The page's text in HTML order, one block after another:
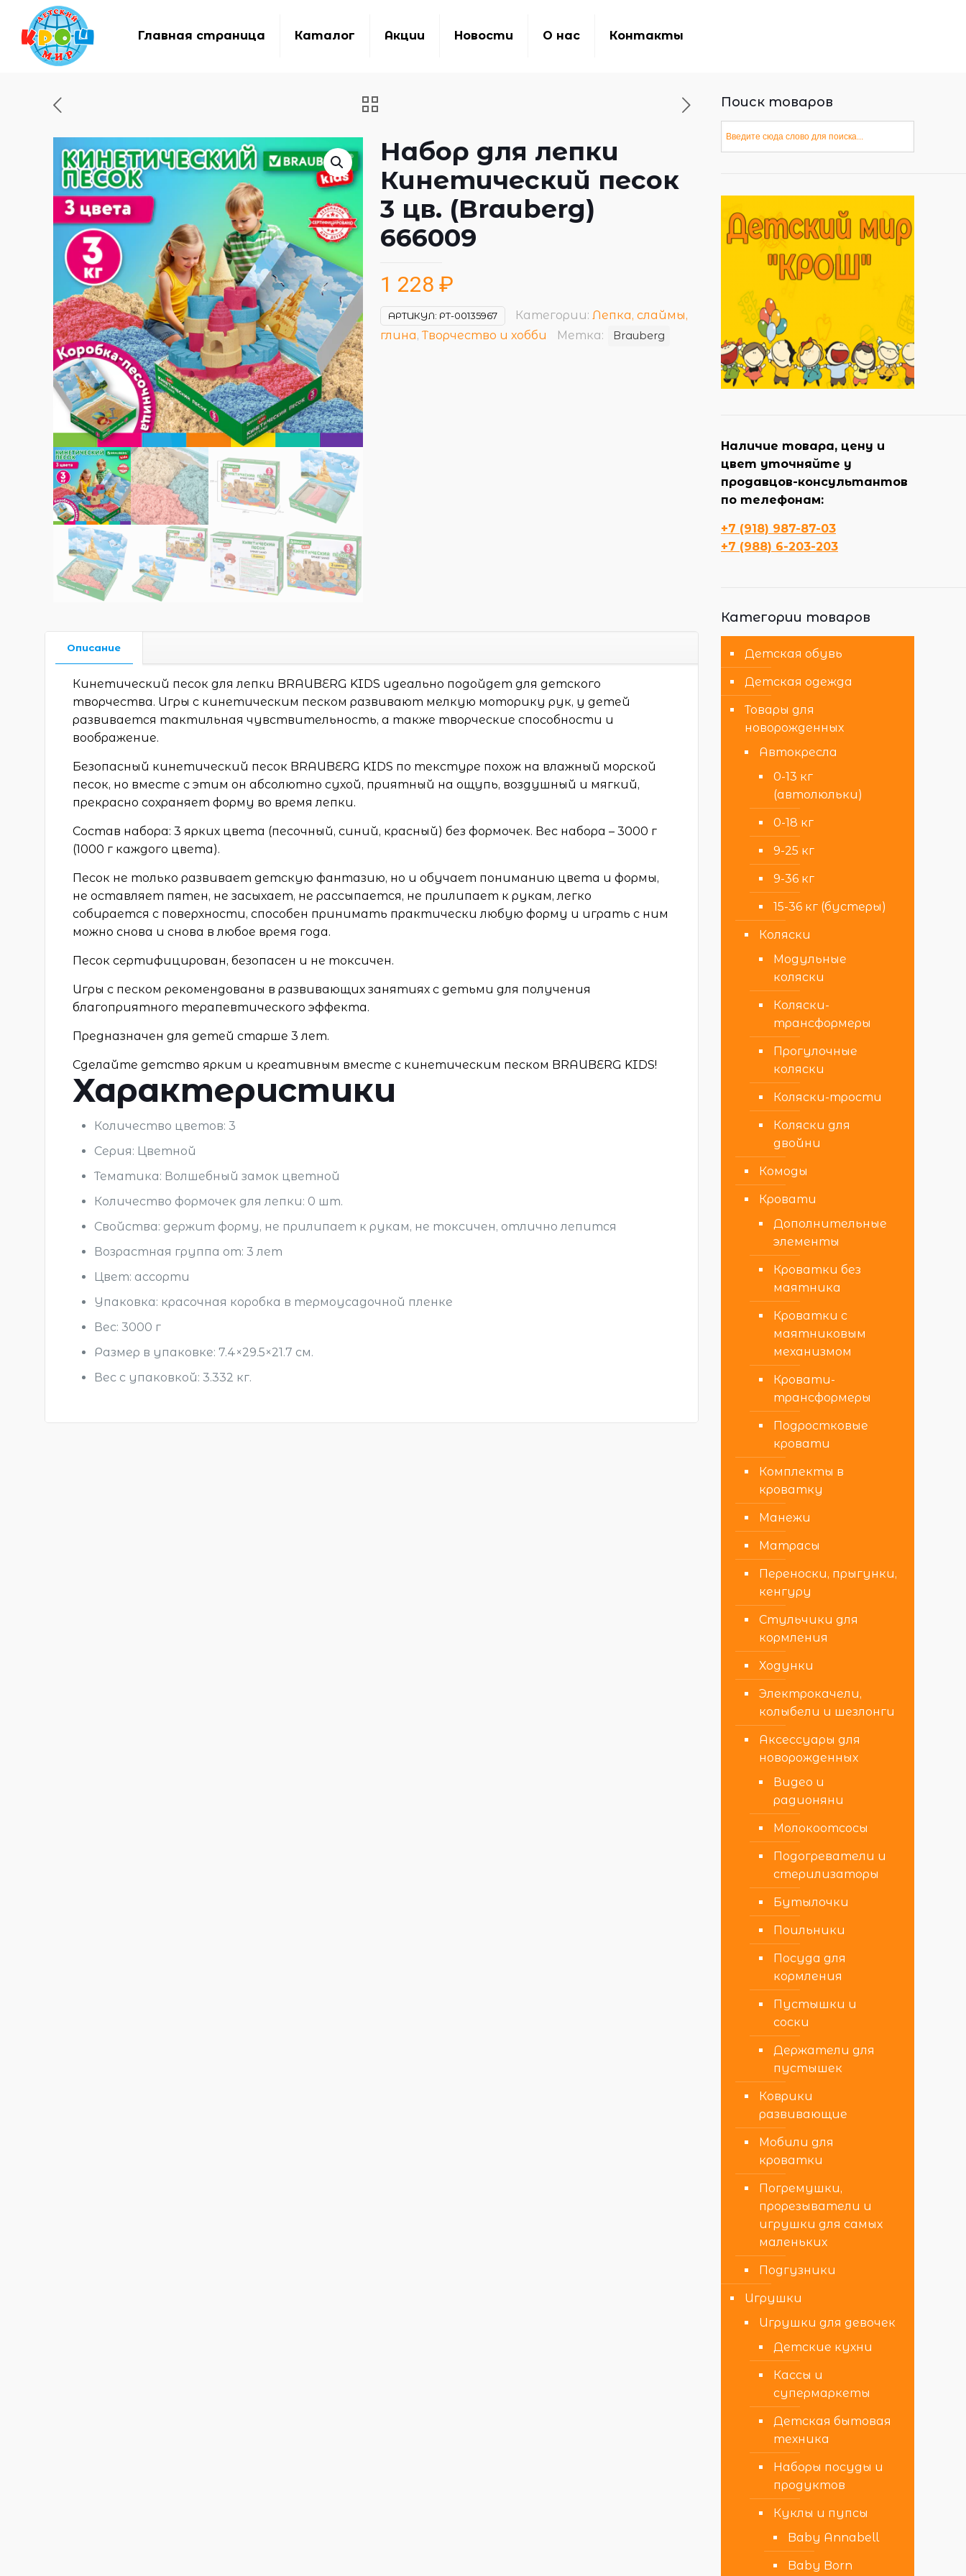
Главная страница Каталог Акции Новости О нас Контакты
Набор для лепки
Кинетический песок
3 цв. (Brauberg)
666009
1 228 ₽
АРТИКУЛ: РТ-00135967 Категории: Лепка, слаймы,
глина, Творчество и хобби Метка: Brauberg
Описание
Кинетический песок для лепки BRAUBERG KIDS идеально подойдет для детского
творчества. Игры с кинетическим песком развивают мелкую моторику рук, у детей
развивается тактильная чувствительность, а также творческие способности и
воображение.
Безопасный кинетический песок BRAUBERG KIDS по текстуре похож на влажный морской
песок, но вместе с этим он абсолютно сухой, приятный на ощупь, воздушный и мягкий,
прекрасно сохраняет форму во время лепки.
Состав набора: 3 ярких цвета (песочный, синий, красный) без формочек. Вес набора – 3000 г
(1000 г каждого цвета).
Песок не только развивает детскую фантазию, но и обучает пониманию цвета и формы,
не оставляет пятен, не засыхает, не рассыпается, не прилипает к рукам, легко
собирается с поверхности, способен принимать практически любую форму и играть с ним
можно снова и снова в любое время года.
Песок сертифицирован, безопасен и не токсичен.
Игры с песком рекомендованы в развивающих занятиях с детьми для получения
благоприятного терапевтического эффекта.
Предназначен для детей старше 3 лет.
Сделайте детство ярким и креативным вместе с кинетическим песком BRAUBERG KIDS!
Характеристики
Количество цветов: 3
Серия: Цветной
Тематика: Волшебный замок цветной
Количество формочек для лепки: 0 шт.
Свойства: держит форму, не прилипает к рукам, не токсичен, отлично лепится
Возрастная группа от: 3 лет
Цвет: ассорти
Упаковка: красочная коробка в термоусадочной пленке
Вес: 3000 г
Размер в упаковке: 7.4×29.5×21.7 см.
Вес с упаковкой: 3.332 кг.
Поиск товаров
Наличие товара, цену и
цвет уточняйте у
продавцов-консультантов
по телефонам:
+7 (918) 987-87-03
+7 (988) 6-203-203
Категории товаров
Детская обувь
Детская одежда
Товары для
новорожденных
Автокресла
0-13 кг
(автолюльки)
0-18 кг
9-25 кг
9-36 кг
15-36 кг (бустеры)
Коляски
Модульные
коляски
Коляски-
трансформеры
Прогулочные
коляски
Коляски-трости
Коляски для
двойни
Комоды
Кровати
Дополнительные
элементы
Кроватки без
маятника
Кроватки с
маятниковым
механизмом
Кровати-
трансформеры
Подростковые
кровати
Комплекты в
кроватку
Манежи
Матрасы
Переноски, прыгунки,
кенгуру
Стульчики для
кормления
Ходунки
Электрокачели,
колыбели и шезлонги
Аксессуары для
новорожденных
Видео и
радионяни
Молокоотсосы
Подогреватели и
стерилизаторы
Бутылочки
Поильники
Посуда для
кормления
Пустышки и
соски
Держатели для
пустышек
Коврики
развивающие
Мобили для
кроватки
Погремушки,
прорезыватели и
игрушки для самых
маленьких
Подгузники
Игрушки
Игрушки для девочек
Детские кухни
Кассы и
супермаркеты
Детская бытовая
техника
Наборы посуды и
продуктов
Куклы и пупсы
Baby Annabell
Baby Born